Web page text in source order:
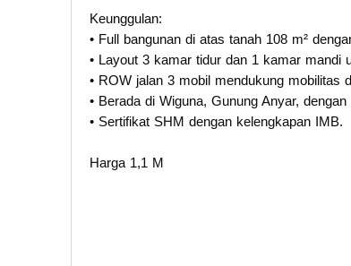
Keunggulan:
• Full bangunan di atas tanah 108 m²
• Layout 3 kamar tidur dan 1 kamar mandi
• ROW jalan 3 mobil mendukung mobilitas
• Berada di Wiguna, Gunung Anyar,
• Sertifikat SHM dengan kelengkapan IMB.
Harga 1,1 M